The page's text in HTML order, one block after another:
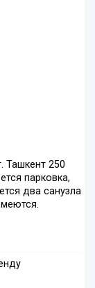
Ташкент 250
парковка,
два санузла